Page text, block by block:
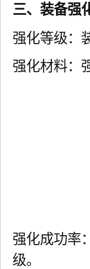
三、装备强
强化等级：
强化材料：
强化成功率
级。